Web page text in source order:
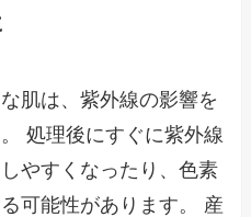
肌は、紫外線の影響を
処理後にすぐに紫外線
やすくなったり、色素
可能性があります。 産